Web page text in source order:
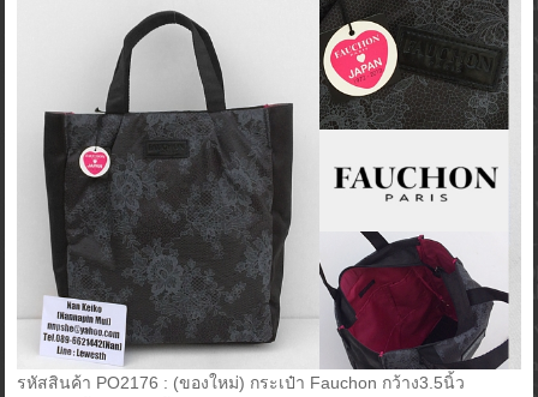
รหัสสินค้า PO2176 : (ของใหม่) กระเป๋า Fauchon กว้าง3.5นิ้ว